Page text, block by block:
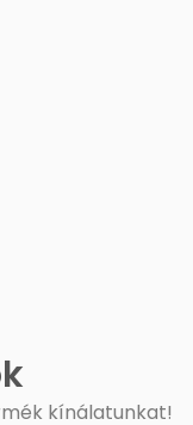
kínálatunkat!